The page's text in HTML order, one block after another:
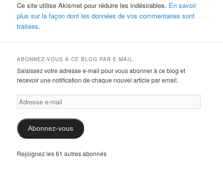
Ce site utilise Akismet pour réduire les indésirables. En savoir
plus sur la façon dont les données de vos commentaires sont
traitées.
ABONNEZ-VOUS À CE BLOG PAR E-MAIL.
Saisissez votre adresse e-mail pour vous abonner à ce blog et
recevoir une notification de chaque nouvel article par email.
Adresse
e-
mail
Abonnez-vous
Rejoignez les 61 autres abonnés